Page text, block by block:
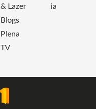
& Lazer
Blogs
Plena
TV
ia